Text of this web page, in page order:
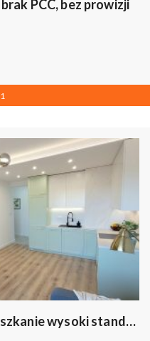
PCC, bez prowizji
1
Piano Park, 2 pokojowe mieszkanie wysoki standard bez prowizii